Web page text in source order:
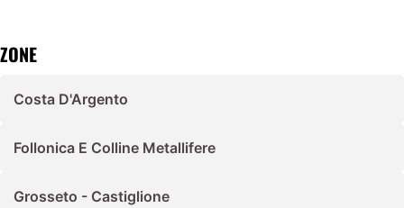
ZONE
Costa D'Argento
Follonica E Colline Metallifere
Grosseto - Castiglione